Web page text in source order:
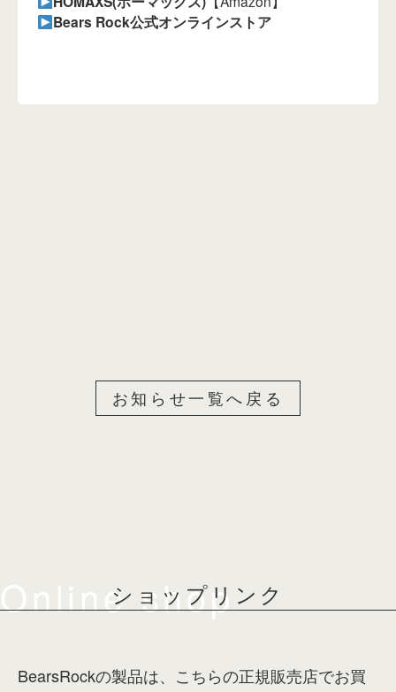
Bears Rock公式オンラインストア
お知らせ一覧へ戻る
Online shop
ショップリンク
BearsRockの製品は、こちらの正規販売店でお買